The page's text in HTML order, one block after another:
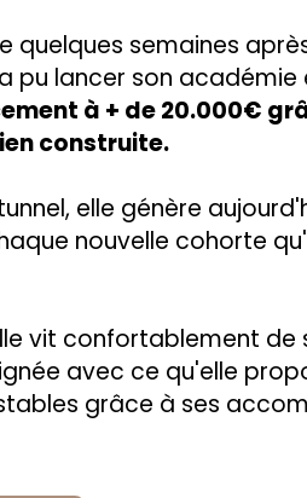
quelques semaines
pu lancer son académie
à + de 20.000€
construite.
elle génère
nouvelle cohorte
vit confortablement
avec ce qu'elle
grâce à ses